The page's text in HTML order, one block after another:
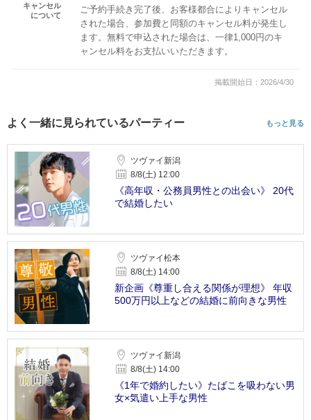
キャンセル
について
ご予約手続き完了後、お客様都合によりキャンセル
された場合、参加費と同額のキャンセル料が発生し
ます。無料で申込された場合は、一律1,000円のキ
ャンセル料をお支払いいただきます。
掲載開始日：2026/4/30
よく一緒に見られているパーティー もっと見る
ツヴァイ新潟
8/8(土) 12:00
《高年収・公務員男性との出会い》 20代
で結婚したい
ツヴァイ松本
8/8(土) 14:00
新企画《尊重し合える関係が理想》 年収
500万円以上などの結婚に前向きな男性
ツヴァイ新潟
8/8(土) 14:00
《1年で婚約したい》たばこを吸わない男
女×気遣い上手な男性